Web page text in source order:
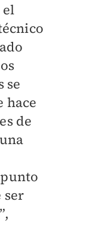
el
se
hace
de
ser